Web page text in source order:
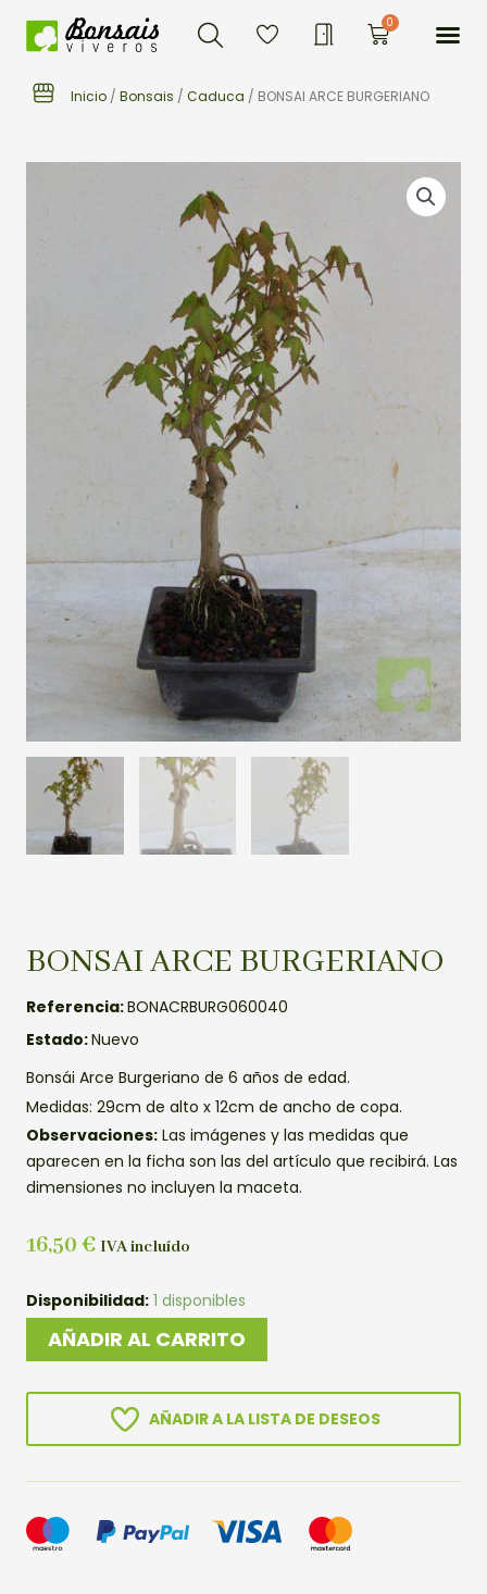
Buscar 0Carrito
Inicio / Bonsais / Caduca / BONSAI ARCE BURGERIANO
BONSAI ARCE BURGERIANO
Referencia:BONACRBURG060040
Estado:Nuevo
Bonsái Arce Burgeriano de 6 años de edad.
Medidas: 29cm de alto x 12cm de ancho de copa.
Observaciones: Las imágenes y las medidas que
aparecen en la ficha son las del artículo que recibirá. Las
dimensiones no incluyen la maceta.
16,50 € IVA incluído
Disponibilidad: 1 disponibles
BONSAI
AÑADIR AL CARRITO
AÑADIR A LA LISTA DE DESEOS